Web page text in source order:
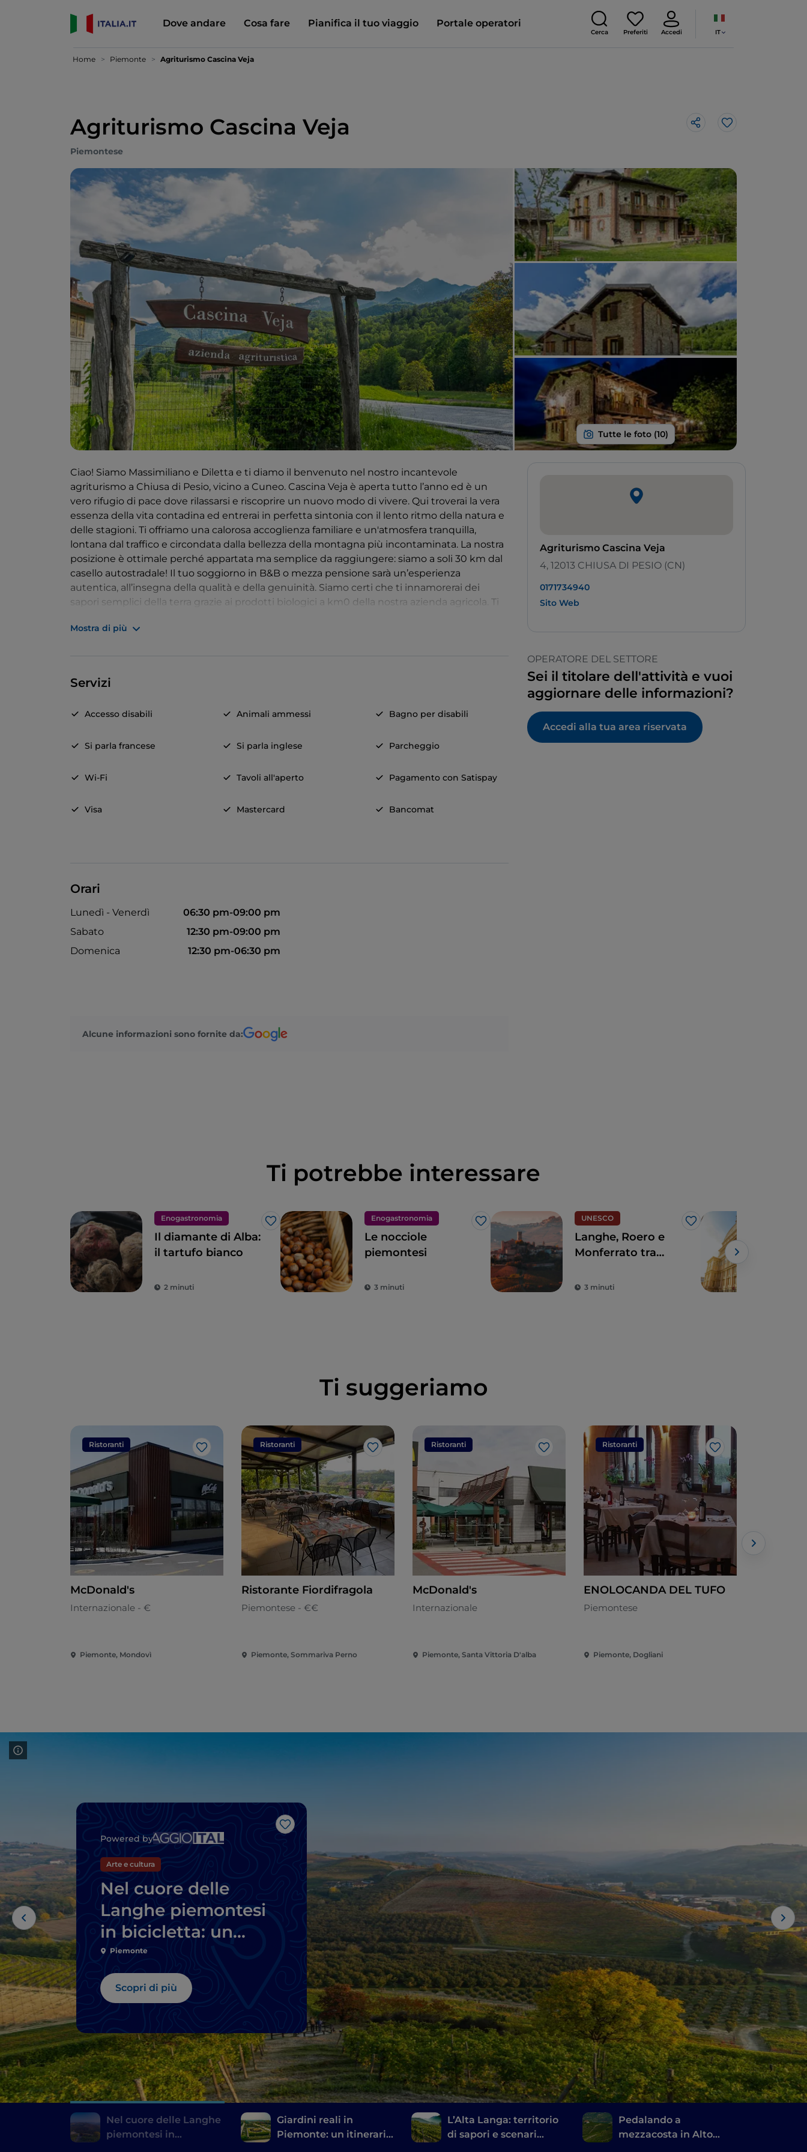
Dove andare Cosa fare Pianifica il tuo viaggio Portale operatori
Cerca Preferiti Accedi IT
Home Piemonte Agriturismo Cascina Veja
Agriturismo Cascina Veja Like
Piemontese
Ciao! Siamo Massimiliano e Diletta e ti diamo il benvenuto nel nostro incantevole
agriturismo a Chiusa di Pesio, vicino a Cuneo. Cascina Veja è aperta tutto l’anno ed è un
vero rifugio di pace dove rilassarsi e riscoprire un nuovo modo di vivere. Qui troverai la vera
essenza della vita contadina ed entrerai in perfetta sintonia con il lento ritmo della natura e
delle stagioni. Ti offriamo una calorosa accoglienza familiare e un'atmosfera tranquilla,
lontana dal traffico e circondata dalla bellezza della montagna più incontaminata. La nostra
posizione è ottimale perché appartata ma semplice da raggiungere: siamo a soli 30 km dal
casello autostradale! Il tuo soggiorno in B&B o mezza pensione sarà un’esperienza
autentica, all’insegna della qualità e della genuinità. Siamo certi che ti innamorerai dei
sapori semplici della terra grazie ai prodotti biologici a km0 della nostra azienda agricola. Ti
Mostra di più
Servizi
Accesso disabili Animali ammessi Bagno per disabili
Si parla francese Si parla inglese Parcheggio
Wi-Fi Tavoli all'aperto Pagamento con Satispay
Visa Mastercard Bancomat
Orari
Lunedì - Venerdì
06:30 pm-09:00 pm
Sabato
12:30 pm-09:00 pm
Domenica
12:30 pm-06:30 pm
Alcune informazioni sono fornite da:
Agriturismo Cascina Veja
4, 12013 CHIUSA DI PESIO (CN)
0171734940
Sito Web
OPERATORE DEL SETTORE
Sei il titolare dell'attività e vuoi
aggiornare delle informazioni?
Accedi alla tua area riservata
Ti potrebbe interessare
Enogastronomia
Like
Il diamante di Alba:
il tartufo bianco
2 minuti
Enogastronomia
Like
Le nocciole
piemontesi
3 minuti
UNESCO
Like
Langhe, Roero e
Monferrato tra
borghi e castelli
3 minuti
Ti suggeriamo
Ristoranti
Like
McDonald's
Internazionale - €
Piemonte, Mondovì
Ristoranti
Like
Ristorante Fiordifragola
Piemontese - €€
Piemonte, Sommariva Perno
Ristoranti
Like
McDonald's
Internazionale
Piemonte, Santa Vittoria D'alba
Ristoranti
Like
ENOLOCANDA DEL TUFO
Piemontese
Piemonte, Dogliani
Like
Powered by
Arte e cultura
Nel cuore delle
Langhe piemontesi
in bicicletta: un
itinerario da
Barbaresco a Barolo
Piemonte
Scopri di più
Nel cuore delle Langhe
piemontesi in
Giardini reali in
Piemonte: un itinerario
L’Alta Langa: territorio
di sapori e scenari
Pedalando a
mezzacosta in Alto